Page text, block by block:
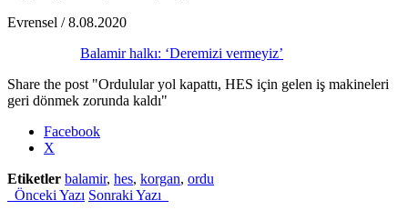
Evrensel / 8.08.2020
Balamir halkı: ‘Deremizi vermeyiz’
Share the post "Ordulular yol kapattı, HES için gelen iş makineleri
geri dönmek zorunda kaldı"
Facebook
X
Etiketler balamir, hes, korgan, ordu
Önceki Yazı Sonraki Yazı